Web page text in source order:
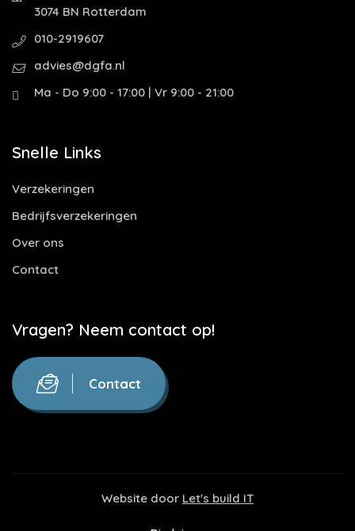
3074 BN Rotterdam
010-2919607
advies@dgfa.nl
Ma - Do 9:00 - 17:00 | Vr 9:00 - 21:00
Snelle Links
Verzekeringen
Bedrijfsverzekeringen
Over ons
Contact
Vragen? Neem contact op!
Contact
Website door Let's build IT